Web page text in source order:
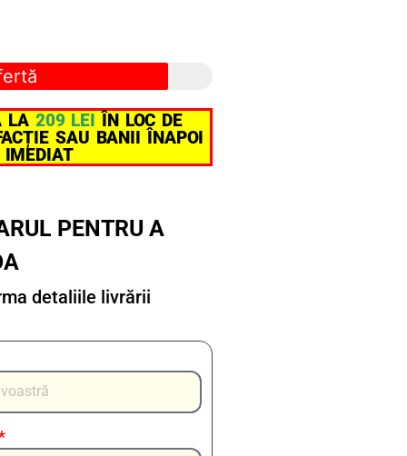
LA 209 LEI ÎN LOC DE
SAU BANII ÎNAPOI
IMEDIAT
PENTRU A
detaliile livrării